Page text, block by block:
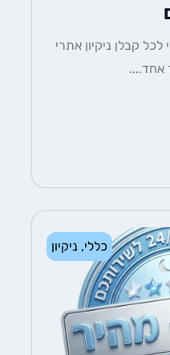
ניקיון אתרי
כללי,ניקיון